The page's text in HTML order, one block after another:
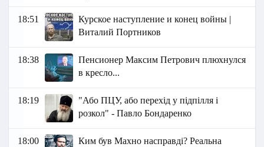
18:51
Курское наступление и конец войны |
Виталий Портников
18:38
Пенсионер Максим Петрович плюхнулся
в кресло...
18:19
"Або ПЦУ, або перехід у підпілля і
розкол" - Павло Бондаренко
18:00
Ким був Махно насправді? Реальна